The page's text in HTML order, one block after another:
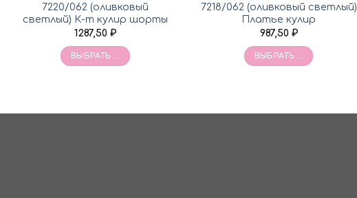
7220/062 (оливковый
светлый) К-т кулир шорты
1287,50 ₽
ВЫБРАТЬ ...
7218/062 (оливковый светлый)
Платье кулир
987,50 ₽
ВЫБРАТЬ ...